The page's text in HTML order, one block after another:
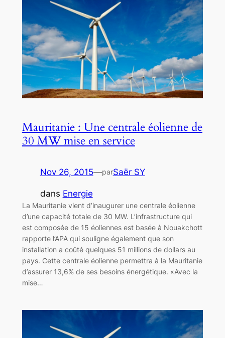
Mauritanie : Une centrale éolienne de
30 MW mise en service
Nov 26, 2015—parSaër SY
dans Energie
La Mauritanie vient d’inaugurer une centrale éolienne
d’une capacité totale de 30 MW. L’infrastructure qui
est composée de 15 éoliennes est basée à Nouakchott
rapporte l’APA qui souligne également que son
installation a coûté quelques 51 millions de dollars au
pays. Cette centrale éolienne permettra à la Mauritanie
d’assurer 13,6% de ses besoins énergétique. «Avec la
mise…